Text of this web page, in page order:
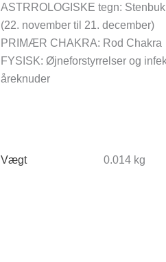
ASTRROLOGISKE tegn:
(22. november til 21. december)
PRIMÆR CHAKRA: Rod Chakra
FYSISK: Øjneforstyrrelser og
åreknuder
Vægt 0.014 kg